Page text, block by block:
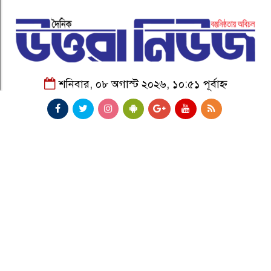
শনিবার, ০৮ অগাস্ট ২০২৬, ১০:৫১ পূর্বাহ্ন